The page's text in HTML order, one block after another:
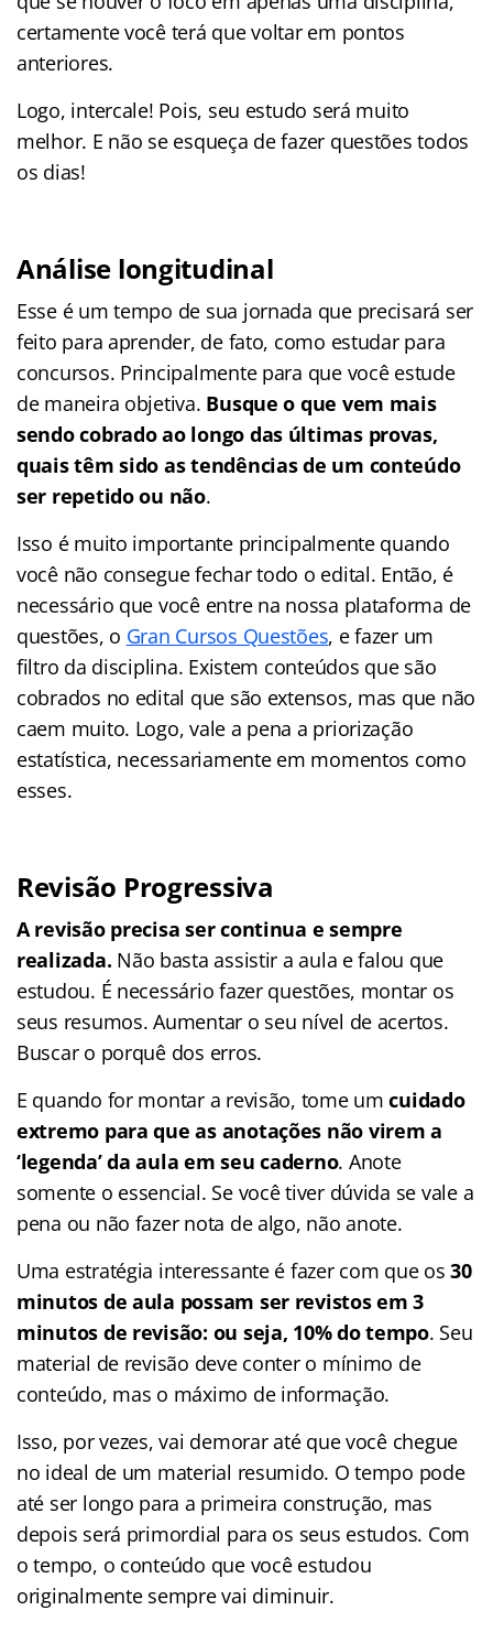
certamente você terá que voltar em pontos
anteriores.
Logo, intercale! Pois, seu estudo será muito
melhor. E não se esqueça de fazer questões todos
os dias!
Análise longitudinal
Esse é um tempo de sua jornada que precisará ser
feito para aprender, de fato, como estudar para
concursos. Principalmente para que você estude
de maneira objetiva. Busque o que vem mais
sendo cobrado ao longo das últimas provas,
quais têm sido as tendências de um conteúdo
ser repetido ou não.
Isso é muito importante principalmente quando
você não consegue fechar todo o edital. Então, é
necessário que você entre na nossa plataforma de
questões, o Gran Cursos Questões, e fazer um
filtro da disciplina. Existem conteúdos que são
cobrados no edital que são extensos, mas que não
caem muito. Logo, vale a pena a priorização
estatística, necessariamente em momentos como
esses.
Revisão Progressiva
A revisão precisa ser continua e sempre
realizada. Não basta assistir a aula e falou que
estudou. É necessário fazer questões, montar os
seus resumos. Aumentar o seu nível de acertos.
Buscar o porquê dos erros.
E quando for montar a revisão, tome umcuidado
extremo para que as anotações não virem a
‘legenda’ da aula em seu caderno. Anote
somente o essencial. Se você tiver dúvida se vale a
pena ou não fazer nota de algo, não anote.
Uma estratégia interessante é fazer com que os 30
minutos de aula possam ser revistos em 3
minutos de revisão: ou seja, 10% do tempo. Seu
material de revisão deve conter o mínimo de
conteúdo, mas o máximo de informação.
Isso, por vezes, vai demorar até que você chegue
no ideal de um material resumido. O tempo pode
até ser longo para a primeira construção, mas
depois será primordial para os seus estudos. Com
o tempo, o conteúdo que você estudou
originalmente sempre vai diminuir.